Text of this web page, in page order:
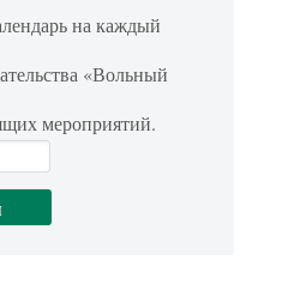
на каждый
«Вольный
мероприятий.